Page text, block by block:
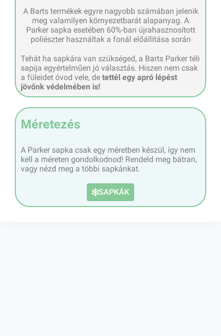
A Barts termékek egyre nagyobb számában jelenik
meg valamilyen környezetbarát alapanyag. A
Parker sapka esetében 60%-ban újrahasznosított
poliészter használtak a fonál előállítása során
Tehát ha sapkára van szükséged, a Barts Parker téli
sapija egyértelműen jó választás. Hiszen nem csak
a füleidet óvod vele, de tettél egy apró lépést
jövőnk védelmében is!
Méretezés
A Parker sapka csak egy méretben készül, így nem
kell a méreten gondolkodnod! Rendeld meg bátran,
vagy nézd meg a többi sapkánkat.
SAPKÁK